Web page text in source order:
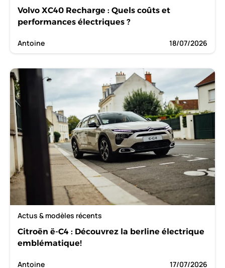
Volvo XC40 Recharge : Quels coûts et
performances électriques ?
Antoine 18/07/2026
Actus & modèles récents
Citroën ë-C4 : Découvrez la berline électrique
emblématique!
Antoine 17/07/2026